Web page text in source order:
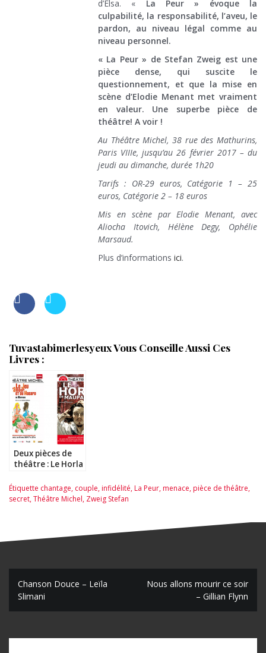
d’Elsa. « La Peur » évoque la
culpabilité, la responsabilité, l’aveu, le
pardon, au niveau légal comme au
niveau personnel.
« La Peur » de Stefan Zweig est une
pièce dense, qui suscite le
questionnement, et que la mise en
scène d’Elodie Menant met vraiment
en valeur. Une superbe pièce de
théâtre! A voir !
Au Théâtre Michel, 38 rue des Mathurins,
Paris VIIIe, jusqu’au 26 février 2017 – du
jeudi au dimanche, durée 1h20
Tarifs : OR-29 euros, Catégorie 1 – 25
euros, Catégorie 2 – 18 euros
Mis en scène par Elodie Menant, avec
Aliocha Itovich, Hélène Degy, Ophélie
Marsaud.
Plus d’informations ici.
Tuvastabimerlesyeux Vous Conseille Aussi Ces
Livres :
Deux pièces de
théâtre : Le Horla
l’amour et du
hasard
Étiquette chantage, couple,infidélité,La Peur,menace,pièce de théâtre,
secret,Théâtre Michel, Zweig Stefan
N
a
Chanson Douce – Leïla
Slimani
Nous allons mourir ce soir
– Gillian Flynn